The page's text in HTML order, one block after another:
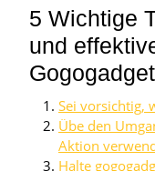
5 Wichtige
und
Gogogadget
Sei vorsichtig,
Übe den
Aktion
Halte